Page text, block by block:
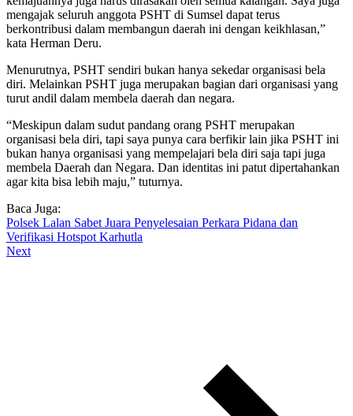
mengajak seluruh anggota PSHT di Sumsel dapat terus
berkontribusi dalam membangun daerah ini dengan keikhlasan,”
kata Herman Deru.
Menurutnya, PSHT sendiri bukan hanya sekedar organisasi bela
diri. Melainkan PSHT juga merupakan bagian dari organisasi yang
turut andil dalam membela daerah dan negara.
“Meskipun dalam sudut pandang orang PSHT merupakan
organisasi bela diri, tapi saya punya cara berfikir lain jika PSHT ini
bukan hanya organisasi yang mempelajari bela diri saja tapi juga
membela Daerah dan Negara. Dan identitas ini patut dipertahankan
agar kita bisa lebih maju,” tuturnya.
Baca Juga:
Polsek Lalan Sabet Juara Penyelesaian Perkara Pidana dan
Verifikasi Hotspot Karhutla
Next